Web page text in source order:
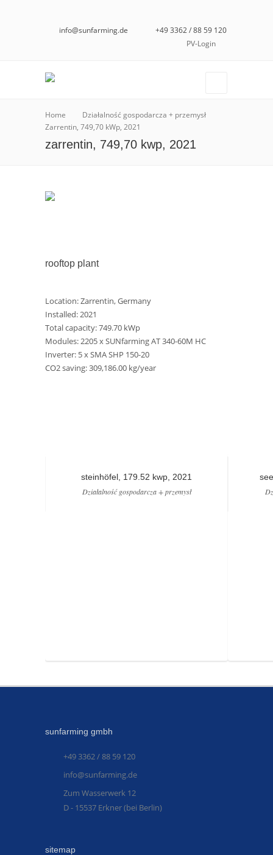
info@sunfarming.de
+49 3362 / 88 59 120
PV-Login
Home
Działalność gospodarcza + przemysł
Zarrentin, 749,70 kWp, 2021
zarrentin, 749,70 kwp, 2021
rooftop plant
Location: Zarrentin, Germany
Installed: 2021
Total capacity: 749.70 kWp
Modules: 2205 x SUNfarming AT 340-60M HC
Inverter: 5 x SMA SHP 150-20
CO2 saving: 309,186.00 kg/year
steinhöfel, 179.52 kwp, 2021
Działalność gospodarcza + przemysł
sunfarming gmbh
+49 3362 / 88 59 120
info@sunfarming.de
Zum Wasserwerk 12
D - 15537 Erkner (bei Berlin)
sitemap